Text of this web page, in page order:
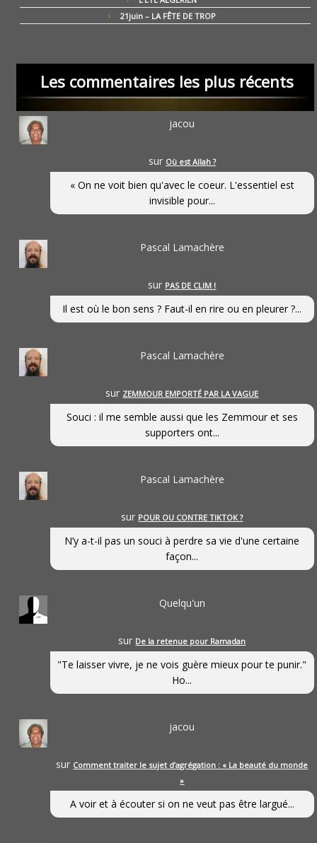
21juin – LA FÊTE DE TROP
Les commentaires les plus récents
jacou
sur Où est Allah ?
« On ne voit bien qu'avec le coeur. L'essentiel est
invisible pour...
Pascal Lamachère
sur PAS DE CLIM !
Il est où le bon sens ? Faut-il en rire ou en pleurer ?...
Pascal Lamachère
sur ZEMMOUR EMPORTÉ PAR LA VAGUE
Souci : il me semble aussi que les Zemmour et ses
supporters ont...
Pascal Lamachère
sur POUR OU CONTRE TIKTOK ?
N’y a-t-il pas un souci à perdre sa vie d'une certaine
façon...
Quelqu'un
sur De la retenue pour Ramadan
"Te laisser vivre, je ne vois guère mieux pour te punir."
Ho...
jacou
sur Comment traiter le sujet d’agrégation : « La beauté du monde
»
A voir et à écouter si on ne veut pas être largué...